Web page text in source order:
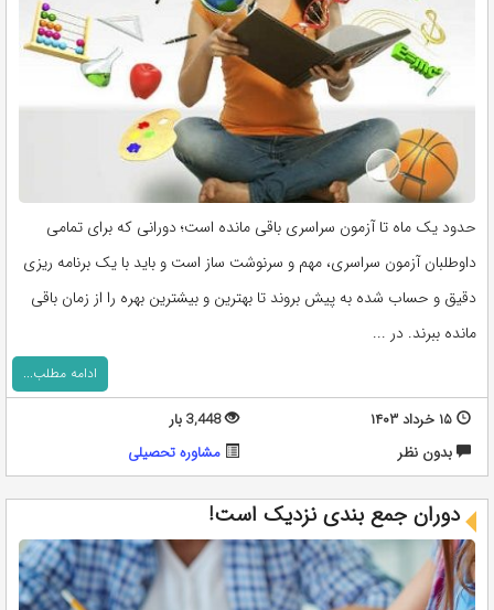
حدود یک ماه تا آزمون سراسری باقی مانده است؛ دورانی که برای تمامی
داوطلبان آزمون سراسری، مهم و سرنوشت ساز است و باید با یک برنامه ریزی
دقیق و حساب شده به پیش بروند تا بهترین و بیشترین بهره را از زمان باقی
مانده ببرند. در ...
ادامه مطلب...
۱۵ خرداد ۱۴۰۳
3,448 بار
بدون نظر
مشاوره تحصيلی
دوران جمع‌ بندی نزدیک است!